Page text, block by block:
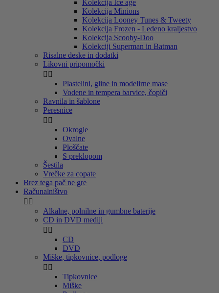
Kolekcija Ice age
Kolekcija Minions
Kolekcija Looney Tunes & Tweety
Kolekcija Frozen - Ledeno kraljestvo
Kolekcija Scooby-Doo
Kolekciji Superman in Batman
Risalne deske in dodatki
Likovni pripomočki
 
Plastelini, gline in modelirne mase
Vodene in tempera barvice, čopiči
Ravnila in šablone
Peresnice
 
Okrogle
Ovalne
Ploščate
S preklopom
Šestila
Vrečke za copate
Brez tega pač ne gre
Računalništvo
 
Alkalne, polnilne in gumbne baterije
CD in DVD mediji
 
CD
DVD
Miške, tipkovnice, podloge
 
Tipkovnice
Miške